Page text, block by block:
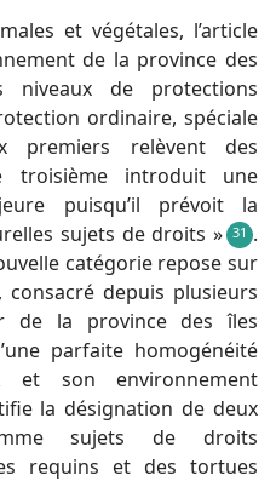
et végétales, l’article
de la province des
de protections
ordinaire, spéciale
premiers relèvent des
troisième introduit une
puisqu’il prévoit la
sujets de droits » 31 .
catégorie repose sur
depuis plusieurs
de la province des îles
parfaite homogénéité
son environnement
la désignation de deux
sujets de droits
requins et des tortues